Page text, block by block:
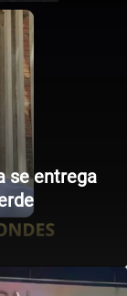
se entrega